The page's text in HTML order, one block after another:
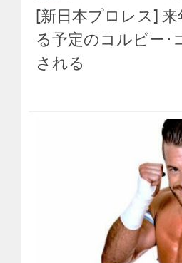
[新日本プロレス]
る予定のコルビー･
される